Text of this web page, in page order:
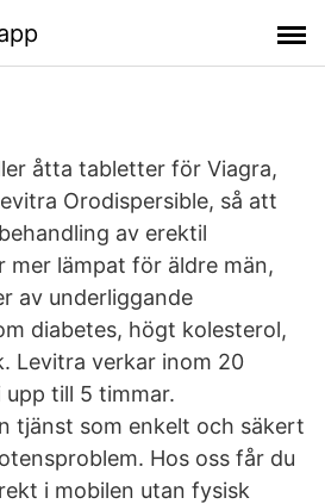
åtta tabletter för Viagra,
Orodispersible, så att
av erektil
mer lämpat för äldre män,
av underliggande
diabetes, högt kolesterol,
Levitra verkar inom 20
till 5 timmar.
tjänst som enkelt och säkert
Hos oss får du
i mobilen utan fysisk